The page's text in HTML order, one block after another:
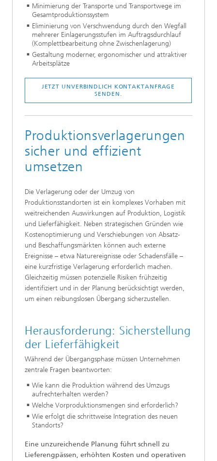
Minimierung der Transporte und Transportwege im
Gesamtproduktionssystem
Eliminierung von Verschwendung durch den Wegfall
mehrerer Einlagerungsstufen im Auftragsdurchlauf
(Komplettbearbeitung ohne Zwischenlagerung)
Gestaltung moderner, ergonomischer und attraktiver
Arbeitsplätze
JETZT UNVERBINDLICH KONTAKTANFRAGE
SENDEN.
Produktionsverlagerungen
sicher und effizient
umsetzen
Die Verlagerung oder der Umzug von
Produktionsstandorten ist ein komplexes Vorhaben mit
weitreichenden Auswirkungen auf Produktion, Logistik
und Lieferfähigkeit. Neben strategischen Gründen wie
Kostenoptimierung und Verschiebungen von Absatz-
und Beschaffungsmärkten können auch externe
Ereignisse – etwa Naturereignisse oder Schadensfälle –
eine kurzfristige Verlagerung erforderlich machen.
Gleichzeitig müssen potenzielle Risiken frühzeitig
identifiziert und in der Planung berücksichtigt werden,
um einen reibungslosen Übergang sicherzustellen.
Herausforderung: Sicherstellung
der Lieferfähigkeit
Während der Übergangsphase müssen Unternehmen
zentrale Fragen beantworten:
Wie kann die Produktion während des Umzugs
aufrechterhalten werden?
Welche Vorproduktionsmengen sind erforderlich?
Wie erfolgt die schrittweise Integration des neuen
Standorts?
Eine unzureichende Planung führt schnell zu
Lieferengpässen, erhöhten Kosten und operativen